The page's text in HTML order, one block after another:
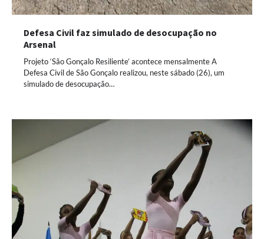
Defesa Civil faz simulado de desocupação no
Arsenal
Projeto ‘São Gonçalo Resiliente’ acontece mensalmente A
Defesa Civil de São Gonçalo realizou, neste sábado (26), um
simulado de desocupação…